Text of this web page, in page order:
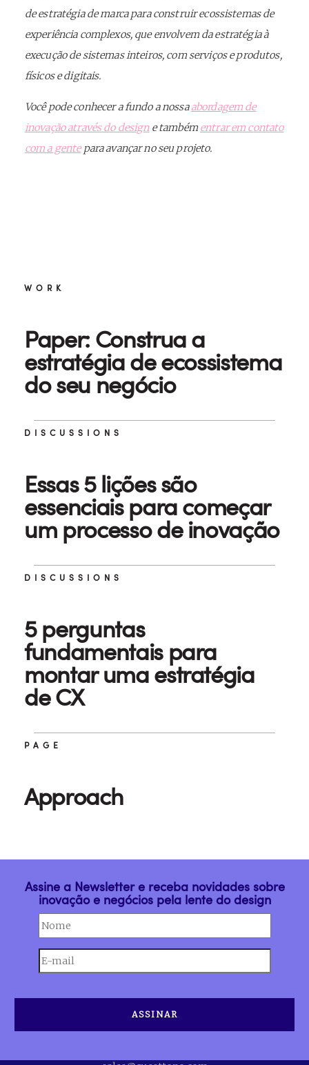
de estratégia de marca para construir ecossistemas de
experiência complexos, que envolvem da estratégia à
execução de sistemas inteiros, com serviços e produtos,
físicos e digitais.
Você pode conhecer a fundo a nossaabordagem de
inovação através do designe tambémentrar em contato
com a gentepara avançar no seu projeto.
WORK
Paper: Construa a
estratégia de ecossistema
do seu negócio
DISCUSSIONS
Essas 5 lições são
essenciais para começar
um processo de inovação
DISCUSSIONS
5 perguntas
fundamentais para
montar uma estratégia
de CX
PAGE
Approach
Assine a Newsletter e receba novidades sobre
inovação e negócios pela lente do design